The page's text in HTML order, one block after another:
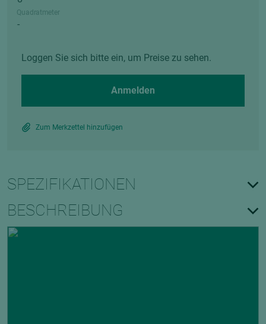
Quadratmeter
Loggen Sie sich bitte ein, um Preise zu sehen.
Anmelden
Zum Merkzettel hinzufügen
SPEZIFIKATIONEN
BESCHREIBUNG